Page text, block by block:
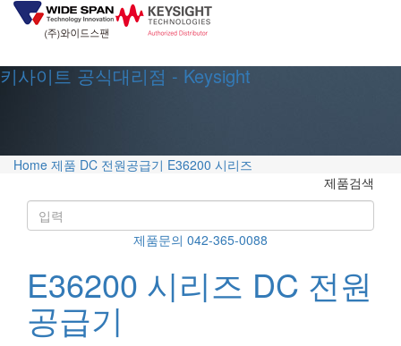
키사이트 공식대리점 - Keysight
Home 제품 DC 전원공급기 E36200 시리즈
제품검색
제품문의 042-365-0088
E36200 시리즈 DC 전원
공급기